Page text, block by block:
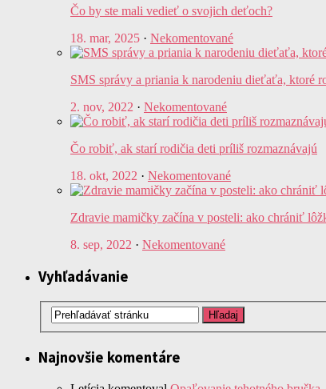
Čo by ste mali vedieť o svojich deťoch?
18. mar, 2025 · Nekomentované
SMS správy a priania k narodeniu dieťaťa, ktoré
2. nov, 2022 · Nekomentované
Čo robiť, ak starí rodičia deti príliš rozmaznávajú
18. okt, 2022 · Nekomentované
Zdravie mamičky začína v posteli: ako chrániť
8. sep, 2022 · Nekomentované
Vyhľadávanie
Najnovšie komentáre